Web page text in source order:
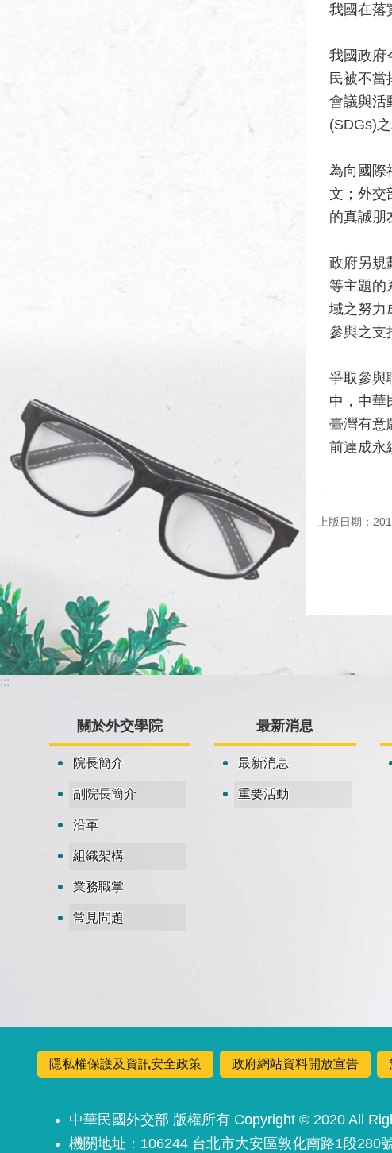
我國在落
我國政府
民被不當
會議與活
(SDGs)
為向國際
文；外交
的真誠朋
政府另規
等主題的
域之努力
參與之支
爭取參與
中，中華
臺灣有意
前達成永
上版日期：
:::
關於外交學院
院長簡介
副院長簡介
沿革
組織架構
業務職掌
常見問題
最新消息
最新消息
重要活動
隱私權保護及資訊安全政策 政府網站資料開放宣告
中華民國外交部 版權所有 Copyright © 2020 All
機關地址：106244 台北市大安區敦化南路1段280